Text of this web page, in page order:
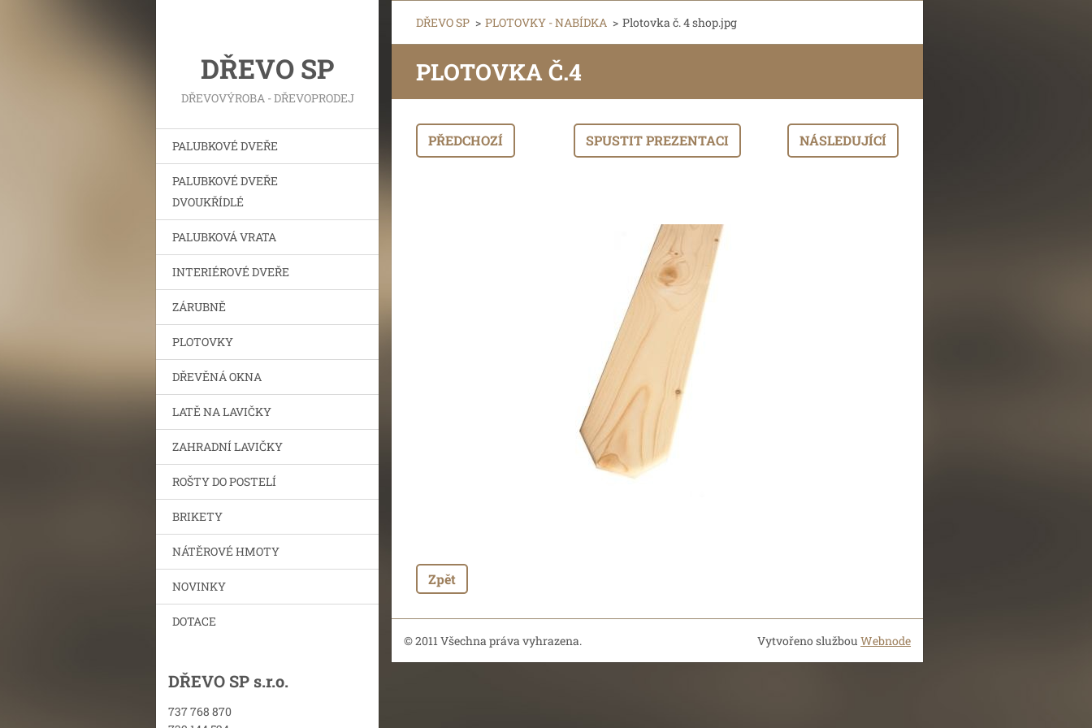
DŘEVO SP
DŘEVOVÝROBA - DŘEVOPRODEJ
PALUBKOVÉ DVEŘE
PALUBKOVÉ DVEŘE
DVOUKŘÍDLÉ
PALUBKOVÁ VRATA
INTERIÉROVÉ DVEŘE
ZÁRUBNĚ
PLOTOVKY
DŘEVĚNÁ OKNA
LATĚ NA LAVIČKY
ZAHRADNÍ LAVIČKY
ROŠTY DO POSTELÍ
BRIKETY
NÁTĚROVÉ HMOTY
NOVINKY
DOTACE
DŘEVO SP s.r.o.
737 768 870
DŘEVO SP > PLOTOVKY - NABÍDKA > Plotovka č. 4 shop.jpg
PLOTOVKA Č.4
PŘEDCHOZÍ SPUSTIT PREZENTACI NÁSLEDUJÍCÍ
Zpět
© 2011 Všechna práva vyhrazena. Vytvořeno službouWebnode